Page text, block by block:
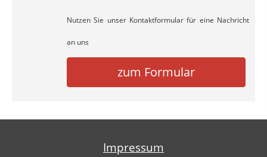
Nutzen Sie unser Kontaktformular für eine Nachricht
an uns
zum Formular
Impressum